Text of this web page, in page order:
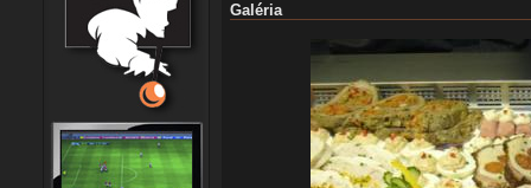
Galéria